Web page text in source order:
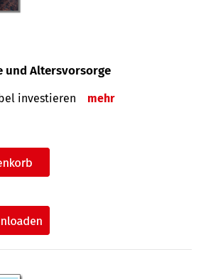
und Altersvorsorge
investieren mehr